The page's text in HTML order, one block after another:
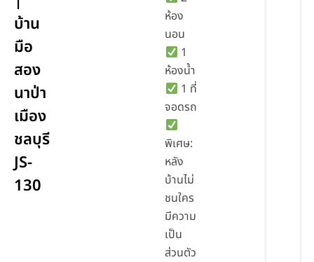
บ้าน
มือ
สอง
นาป่า
เมือง
ชลบุรี
JS-
130
ห้อง
นอน
1
ห้องน้ำ
1 ที่
จอดรถ
พิเศษ:
หลัง
บ้านไม่
ชนใคร
มีความ
เป็น
ส่วนตัว